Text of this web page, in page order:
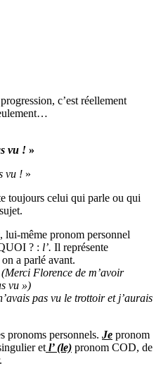
c’est réellement
vu ! »
vu ! »
toujours celui qui parle ou qui
, lui-même pronom personnel
? : l’. Il représente
a parlé avant.
Florence de m’avoir
vu »)
pas vu le trottoir et j’aurais
pronoms personnels. Je pronom
et l’ (le) pronom COD, de